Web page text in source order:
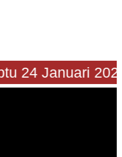
24 Januari